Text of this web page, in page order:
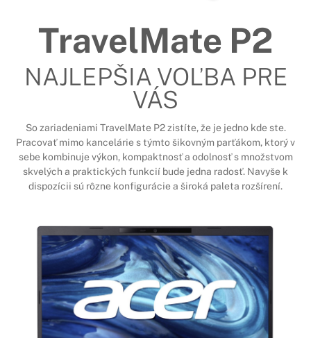
TravelMate P2
NAJLEPŠIA VOĽBA PRE
VÁS
So zariadeniami TravelMate P2 zistíte, že je jedno kde ste.
Pracovať mimo kancelárie s týmto šikovným parťákom, ktorý v
sebe kombinuje výkon, kompaktnosť a odolnosť s množstvom
skvelých a praktických funkcií bude jedna radosť. Navyše k
dispozícii sú rôzne konfigurácie a široká paleta rozšírení.